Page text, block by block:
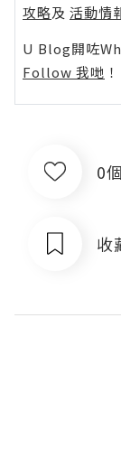
攻略及 活動情
U Blog開咗
Follow 我哋 ！
0
收